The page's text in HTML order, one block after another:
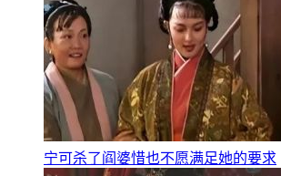
宁可杀了阎婆惜也不愿满足她的要求